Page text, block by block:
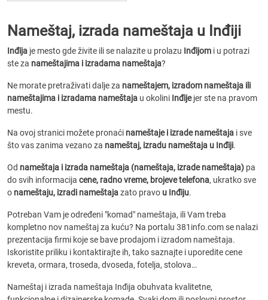
Nameštaj, izrada nameštaja u Inđiji
Inđija je mesto gde živite ili se nalazite u prolazu Inđijom i u potrazi
ste za nameštajima i izradama nameštaja?
Ne morate pretraživati dalje za nameštajem, izradom nameštaja ili
nameštajima i izradama nameštaja u okolini Inđijejer ste na pravom
mestu.
Na ovoj stranici možete pronaći nameštaje i izrade nameštaja i sve
što vas zanima vezano za nameštaj, izradu nameštaja u Inđiji.
Od nameštaja i izrada nameštaja (nameštaja, izrade nameštaja) pa
do svih informacija cene, radno vreme, brojeve telefona, ukratko sve
o nameštaju, izradi nameštajazato pravo u Inđiju.
Potreban Vam je određeni "komad" nameštaja, ili Vam treba
kompletno nov nameštaj za kuću? Na portalu 381info.com se nalazi
prezentacija firmi koje se bave prodajom i izradom nameštaja.
Iskoristite priliku i kontaktirajte ih, tako saznajte i uporedite cene
kreveta, ormara, troseda, dvoseda, fotelja, stolova…
Nameštaj i izrada nameštaja Inđija obuhvata kvalitetne,